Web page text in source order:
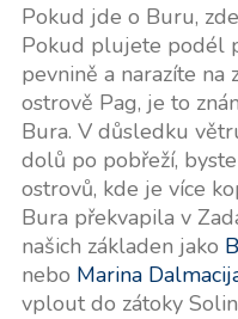
Pokud jde o Buru,
Pokud plujete podél
pevnině a narazíte na
ostrově Pag, je to
Bura. V důsledku
dolů po pobřeží,
ostrovů, kde je více
Bura překvapila v
našich základen jako
nebo Marina
vplout do zátoky